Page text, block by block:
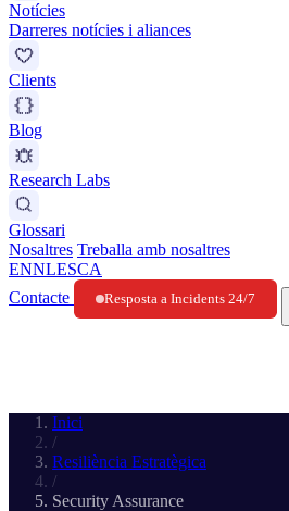
Notícies
Darreres notícies i aliances
Clients
Blog
Research Labs
Glossari
Nosaltres Treballa amb nosaltres
ENNLESCA
Contacte
Resposta a Incidents 24/7
Inici
/
Resiliència Estratègica
/
Security Assurance